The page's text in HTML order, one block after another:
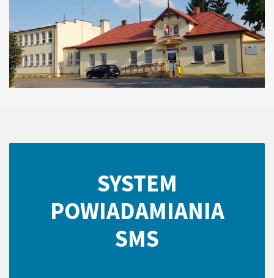
SYSTEM
POWIADAMIANIA
SMS